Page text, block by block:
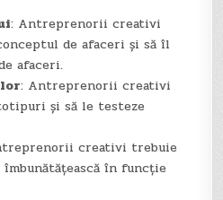
: Antreprenorii creativi
de afaceri și să îl
afaceri.
: Antreprenorii creativi
și să le testeze
creativi trebuie
în funcție